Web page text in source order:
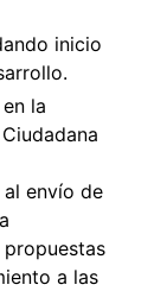
inicio
la
envío de
a las